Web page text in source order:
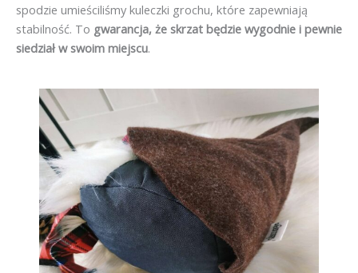
spodzie umieściliśmy kuleczki grochu, które zapewniają
stabilność. To gwarancja, że skrzat będzie wygodnie i pewnie
siedział w swoim miejscu.